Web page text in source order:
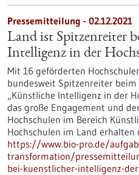
Pressemitteilung - 02.12.2021
Land ist Spitzenreiter
Intelligenz in der
Mit 16 geförderten
bundesweit Spitzenreiter
„Künstliche Intelligenz in der
das große Engagement und
Hochschulen im Bereich
Hochschulen im Land erhalten
https://www.bio-pro.de/
transformation/
bei-kuenstlicher-intelligenz-